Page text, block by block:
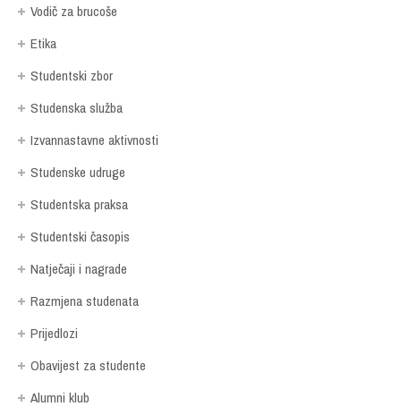
Vodič za brucoše
Etika
Studentski zbor
Studenska služba
Izvannastavne aktivnosti
Studenske udruge
Studentska praksa
Studentski časopis
Natječaji i nagrade
Razmjena studenata
Prijedlozi
Obavijest za studente
Alumni klub